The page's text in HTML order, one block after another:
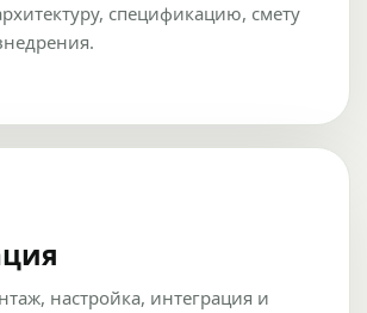
спецификацию, смету
настройка, интеграция и